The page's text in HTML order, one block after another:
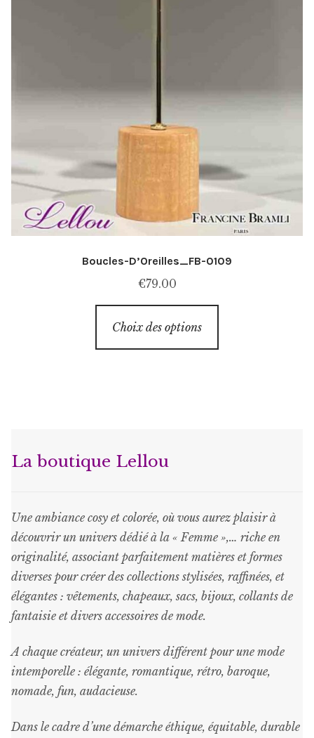
Boucles-D’Oreilles_FB-0109
€79.00
Choix des options
a
sur
page
produit
La boutique Lellou
Une ambiance cosy et colorée, où vous aurez plaisir à
découvrir un univers dédié à la « Femme »,… riche en
originalité, associant parfaitement matières et formes
diverses pour créer des collections stylisées, raffinées, et
élégantes : vêtements, chapeaux, sacs, bijoux, collants de
fantaisie et divers accessoires de mode.
A chaque créateur, un univers différent pour une mode
intemporelle : élégante, romantique, rétro, baroque,
nomade, fun, audacieuse.
Dans le cadre d’une démarche éthique, équitable, durable